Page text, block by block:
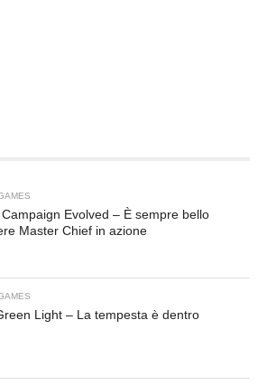
Evolved – È sempre bello
Master Chief in azione
Light – La tempesta è dentro